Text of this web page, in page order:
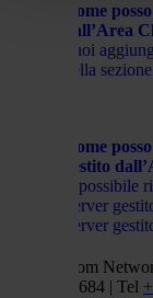
Come
dall’Area
Puoi
nella
Come
gestito
È possibile
Server
Server
Netsons.com
01838660684 | Tel